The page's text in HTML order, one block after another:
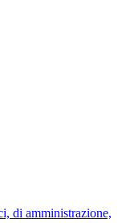
di amministrazione,